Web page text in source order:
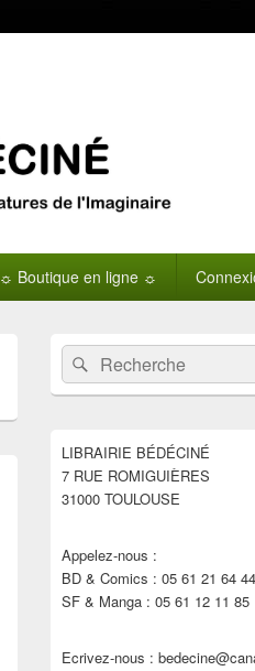
☼ Boutique en ligne ☼
Zone
principale
de
widget
barre
latérale
Recherche :Rechercher
LIBRAIRIE BÉDÉCINÉ
7 RUE ROMIGUIÈRES
31000 TOULOUSE
Appelez-nous :
BD & Comics : 05 61 21 64 44
SF & Manga : 05 61 12 11 85
Ecrivez-nous :